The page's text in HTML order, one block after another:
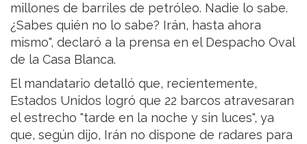
millones de barriles de petróleo. Nadie lo sabe.
¿Sabes quién no lo sabe? Irán, hasta ahora
mismo", declaró a la prensa en el Despacho Oval
de la Casa Blanca.
El mandatario detalló que, recientemente,
Estados Unidos logró que 22 barcos atravesaran
el estrecho "tarde en la noche y sin luces", ya
que, según dijo, Irán no dispone de radares para